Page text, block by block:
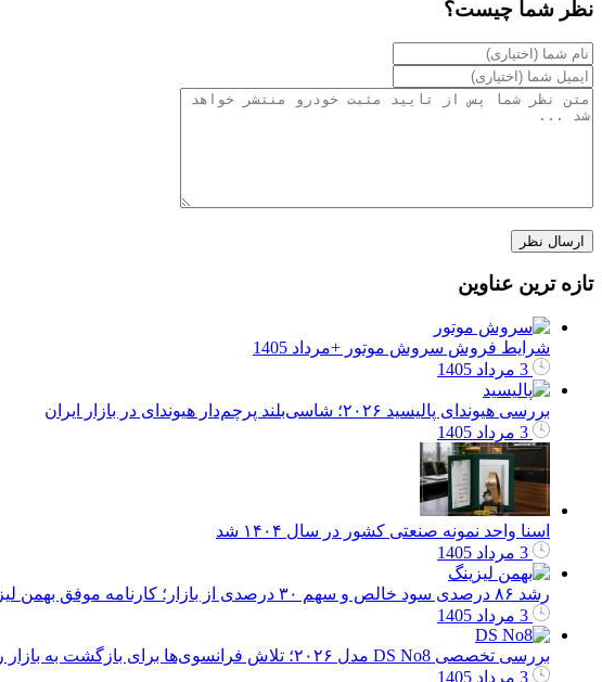
نظر شما چیست؟
تازه ترین عناوین
شرایط فروش سروش موتور +مرداد 1405
بررسی هیوندای پالیسید ۲۰۲۶؛ شاسی‌بلند پرچم‌دار هیوندای در بازار ایران
اسنا واحد نمونه صنعتی کشور در سال ۱۴۰۴ شد
رشد ۸۶ درصدی سود خالص و سهم ۳۰ درصدی از بازار؛ کارنامه موفق بهمن لیزینگ در سال 1404
بررسی تخصصی DS No8 مدل ۲۰۲۶؛ تلاش فرانسوی‌ها برای بازگشت به بازار رقابتی اروپا